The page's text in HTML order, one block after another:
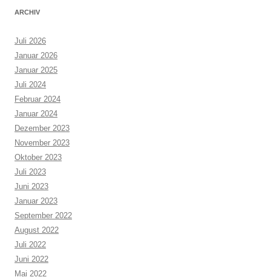
ARCHIV
Juli 2026
Januar 2026
Januar 2025
Juli 2024
Februar 2024
Januar 2024
Dezember 2023
November 2023
Oktober 2023
Juli 2023
Juni 2023
Januar 2023
September 2022
August 2022
Juli 2022
Juni 2022
Mai 2022